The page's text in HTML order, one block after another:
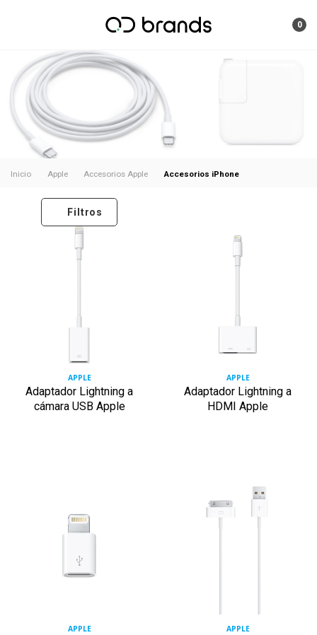
0
Inicio Apple Accesorios Apple Accesorios iPhone
Filtros
APPLE
Adaptador Lightning a
cámara USB Apple
APPLE
Adaptador Lightning a
HDMI Apple
APPLE APPLE